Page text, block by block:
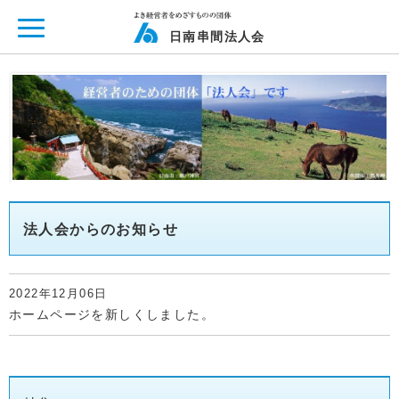
日南串間法人会
法人会からのお知らせ
2022年12月06日
ホームページを新しくしました。